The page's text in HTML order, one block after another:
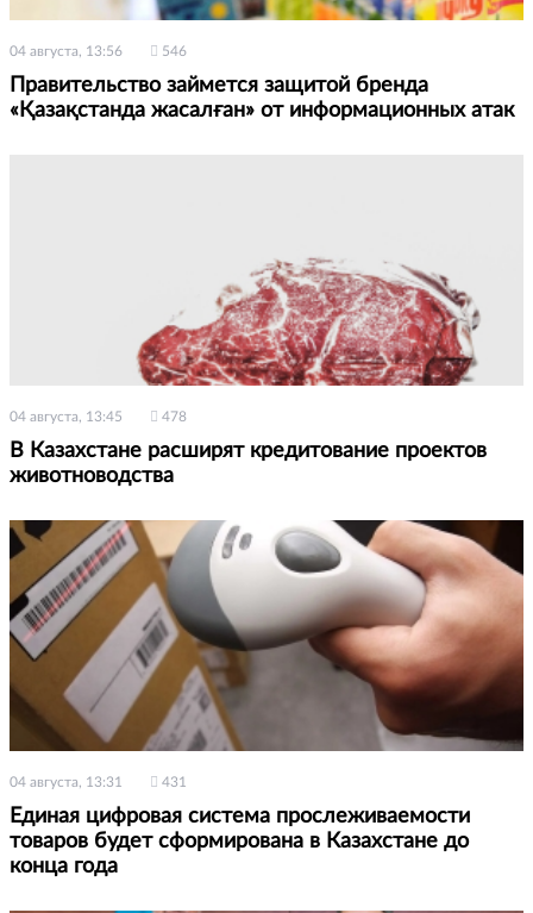
04 августа, 13:56 546
Правительство займется защитой бренда
«Қазақстанда жасалған» от информационных атак
04 августа, 13:45 478
В Казахстане расширят кредитование проектов
животноводства
04 августа, 13:31 431
Единая цифровая система прослеживаемости
товаров будет сформирована в Казахстане до
конца года